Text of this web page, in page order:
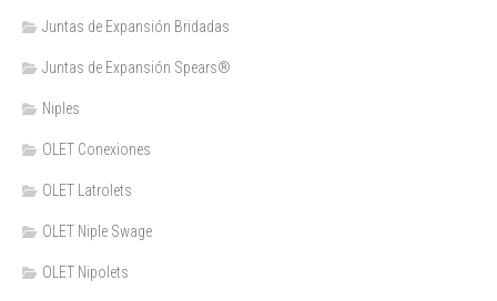
Juntas de Expansión Bridadas
Juntas de Expansión Spears®
Niples
OLET Conexiones
OLET Latrolets
OLET Niple Swage
OLET Nipolets